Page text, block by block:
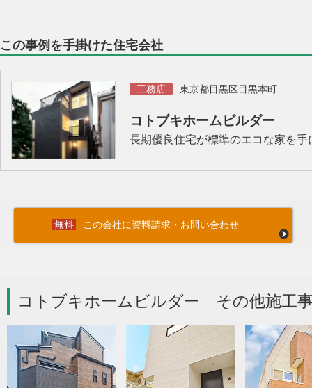
この事例を手掛けた住宅会社
工務店 東京都目黒区目黒本町
コトブキホームビルダー
長期優良住宅が標準のエコな家を手
この会社に資料請求・お問い合わせ
コトブキホームビルダー その他施工